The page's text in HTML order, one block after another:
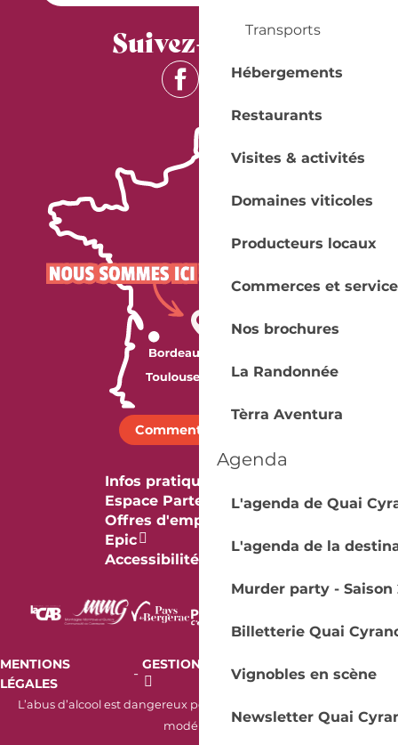
Transports
Hébergements
Restaurants
Visites & activités
Domaines viticoles
Producteurs locaux
Commerces et
Nos brochures
La Randonnée
Tèrra Aventura
Agenda
L'agenda de Quai
L'agenda de la
Murder party - Saison
Billetterie Quai
Vignobles en scène
Newsletter Quai
Suivez-nous !
Comment venir ?
Infos pratiques
Espace Partenaires
Offres d'emploi & stage
Epic
Accessibilité
MENTIONS
LÉGALES
-
GESTION DES COOKIES
-
RGAA
L’abus d’alcool est dangereux pour la santé. À consommer avec
modération.